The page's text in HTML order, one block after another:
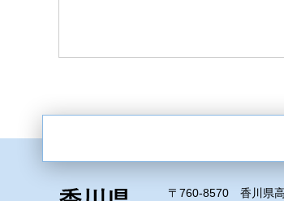
〒760-8570 香川県